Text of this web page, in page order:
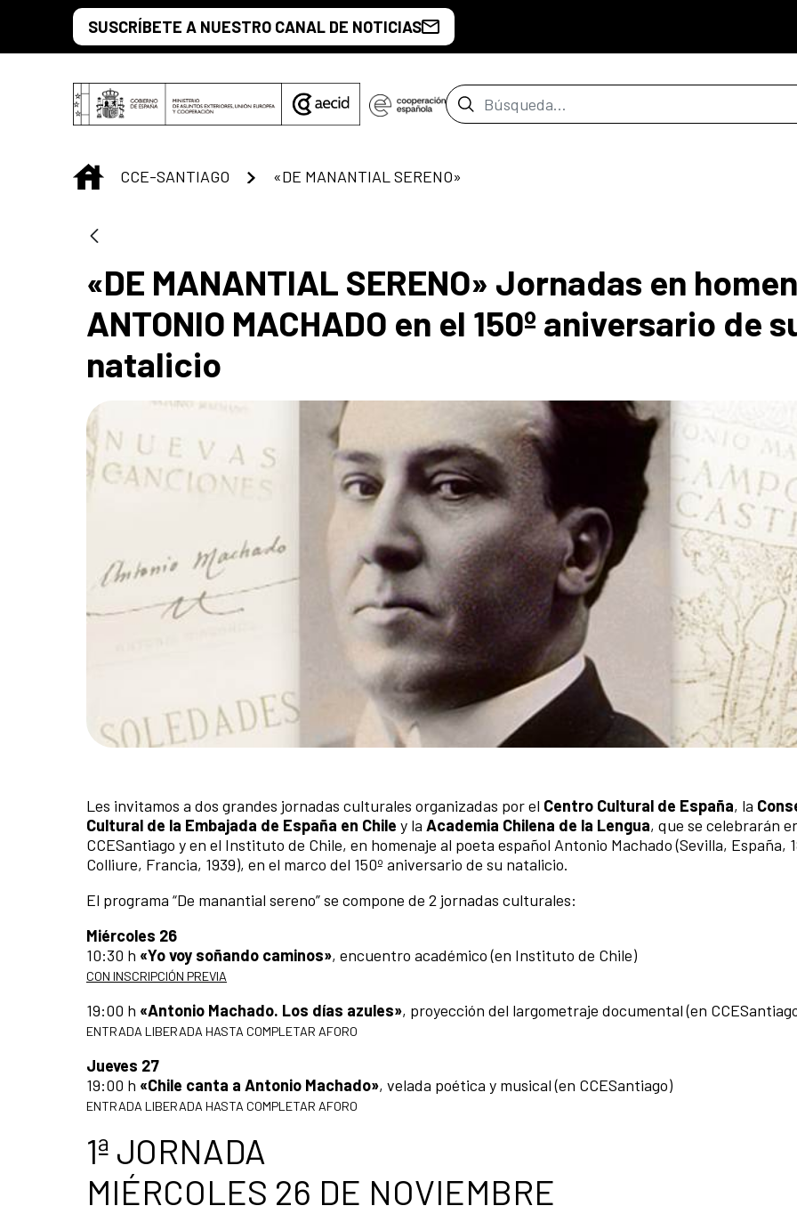
Saltar al contenido principal
SUSCRÍBETE A NUESTRO CANAL DE NOTICIAS
Barra de búsqueda
INICIO
CCE-SANTIAGO «DE MANANTIAL SERENO»
«DE MANANTIAL SERENO» Jornadas en
ANTONIO MACHADO en el 150º aniversario de
natalicio
Les invitamos a dos grandes jornadas culturales organizadas por el Centro Cultural de España, la
Cultural de la Embajada de España en Chile y la Academia Chilena de la Lengua, que se celebrarán
CCESantiago y en el Instituto de Chile, en homenaje al poeta español Antonio Machado (Sevilla, España,
Colliure, Francia, 1939), en el marco del 150º aniversario de su natalicio.
El programa “De manantial sereno” se compone de 2 jornadas culturales:
Miércoles 26
10:30 h «Yo voy soñando caminos», encuentro académico (en Instituto de Chile)
CON INSCRIPCIÓN PREVIA
19:00 h «Antonio Machado. Los días azules», proyección del largometraje documental (en
ENTRADA LIBERADA HASTA COMPLETAR AFORO
Jueves 27
19:00 h «Chile canta a Antonio Machado», velada poética y musical (en CCESantiago)
ENTRADA LIBERADA HASTA COMPLETAR AFORO
1ª JORNADA
MIÉRCOLES 26 DE NOVIEMBRE